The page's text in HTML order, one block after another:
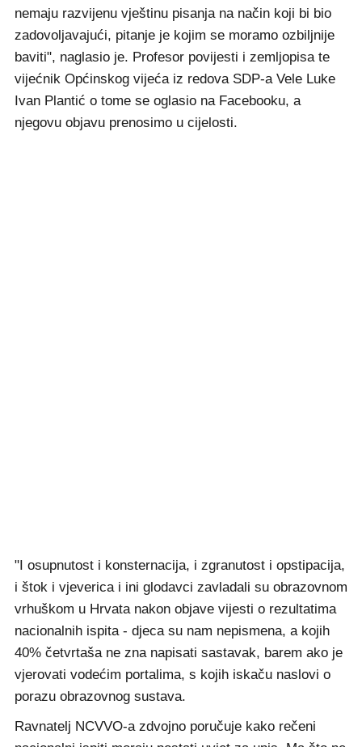
nemaju razvijenu vještinu pisanja na način koji bi bio
zadovoljavajući, pitanje je kojim se moramo ozbiljnije
baviti", naglasio je. Profesor povijesti i zemljopisa te
vijećnik Općinskog vijeća iz redova SDP-a Vele Luke
Ivan Plantić o tome se oglasio na Facebooku, a
njegovu objavu prenosimo u cijelosti.
"I osupnutost i konsternacija, i zgranutost i opstipacija,
i štok i vjeverica i ini glodavci zavladali su obrazovnom
vrhuškom u Hrvata nakon objave vijesti o rezultatima
nacionalnih ispita - djeca su nam nepismena, a kojih
40% četvrtaša ne zna napisati sastavak, barem ako je
vjerovati vodećim portalima, s kojih iskaču naslovi o
porazu obrazovnog sustava.
Ravnatelj NCVVO-a zdvojno poručuje kako rečeni